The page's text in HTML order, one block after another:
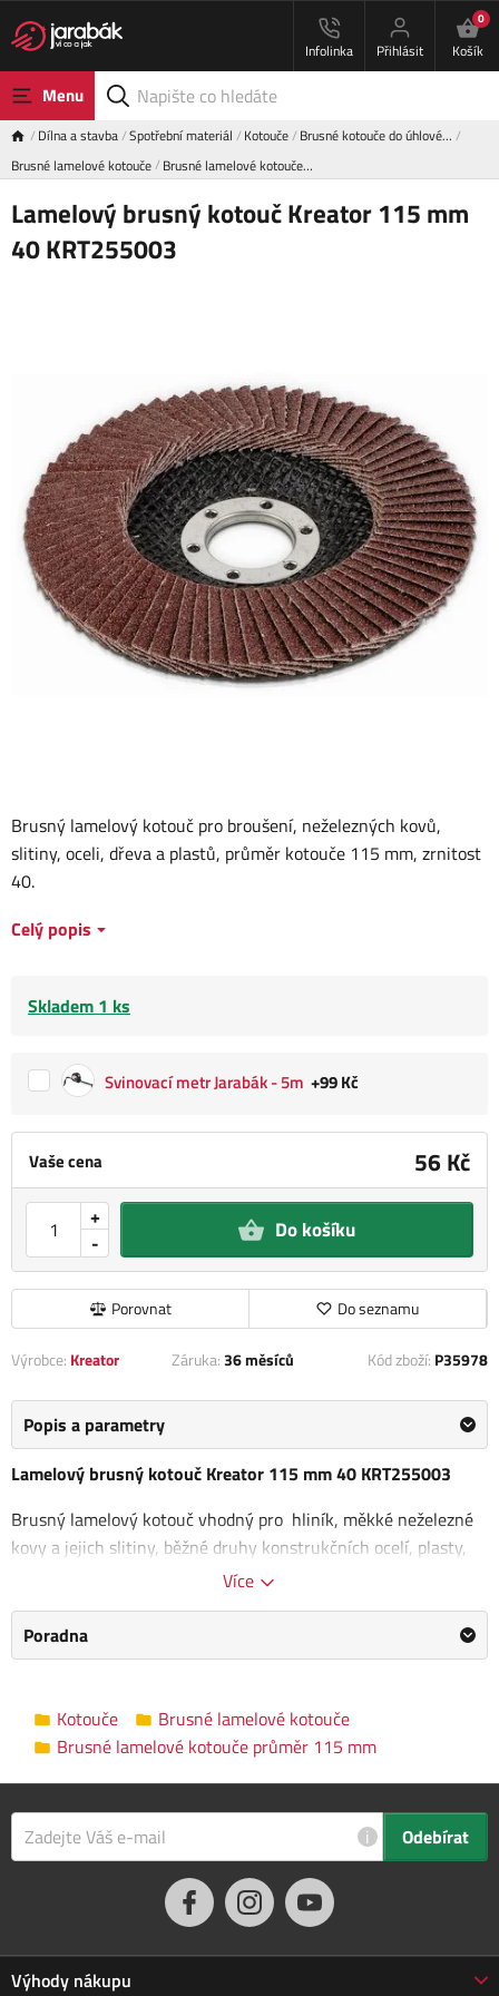
Infolinka Přihlásit
0
Košík
Menu
Dílna a stavba Spotřební materiál Kotouče Brusné kotouče do úhlové…
Brusné lamelové kotouče Brusné lamelové kotouče…
Lamelový brusný kotouč Kreator 115 mm
40 KRT255003
Vaše cena 56 Kč
-
+ Do košíku
Porovnat Do seznamu
Brusný lamelový kotouč pro broušení, neželezných kovů,
slitiny, oceli, dřeva a plastů, průměr kotouče 115 mm, zrnitost
40.
Celý popis
Skladem 1 ks
Svinovací metr Jarabák - 5m +99 Kč
Výrobce: Kreator Záruka:36 měsíců Kód zboží: P35978
Popis a parametry
Lamelový brusný kotouč Kreator 115 mm 40 KRT255003
Brusný lamelový kotouč vhodný pro hliník, měkké neželezné
kovy a jejich slitiny, běžné druhy konstrukčních ocelí, plasty,
Rozměry kotouče: 115 x 22,23 mm
Zrnitost: 40
Kategorie
mm
Výrobce
Kreator/Informace o výrobci
Průměr
kotouče
22.23 mm
Více
Poradna
Kotouče
Brusné lamelové kotouče
Brusné lamelové kotouče průměr 115 mm
i Odebírat
Výhody nákupu